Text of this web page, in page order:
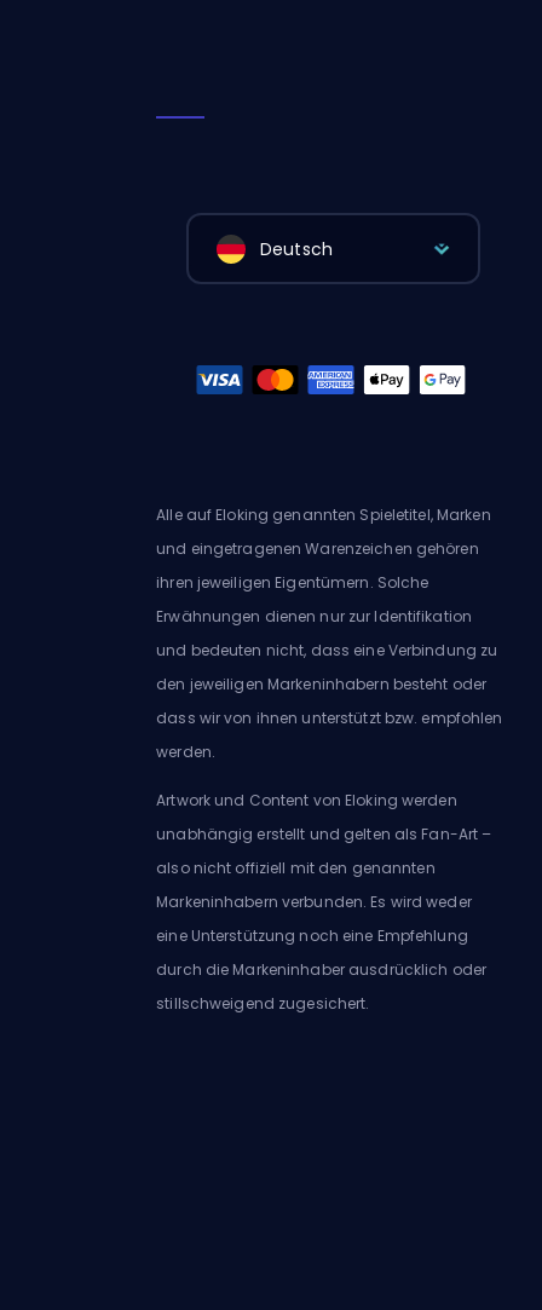
Deutsch
Alle auf Eloking genannten Spieletitel, Marken
und eingetragenen Warenzeichen gehören
ihren jeweiligen Eigentümern. Solche
Erwähnungen dienen nur zur Identifikation
und bedeuten nicht, dass eine Verbindung zu
den jeweiligen Markeninhabern besteht oder
dass wir von ihnen unterstützt bzw. empfohlen
werden.
Artwork und Content von Eloking werden
unabhängig erstellt und gelten als Fan-Art –
also nicht offiziell mit den genannten
Markeninhabern verbunden. Es wird weder
eine Unterstützung noch eine Empfehlung
durch die Markeninhaber ausdrücklich oder
stillschweigend zugesichert.